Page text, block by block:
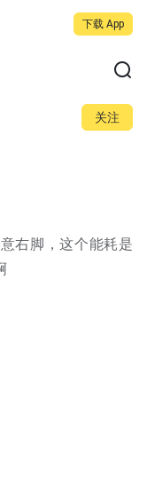
下载 App
关注
右脚，这个能耗是